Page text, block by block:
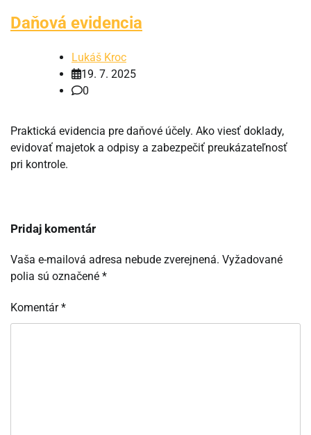
Daňová evidencia
Lukáš Kroc
19. 7. 2025
0
Praktická evidencia pre daňové účely. Ako viesť doklady,
evidovať majetok a odpisy a zabezpečiť preukázateľnosť
pri kontrole.
Pridaj komentár
Vaša e-mailová adresa nebude zverejnená. Vyžadované
polia sú označené *
Komentár*